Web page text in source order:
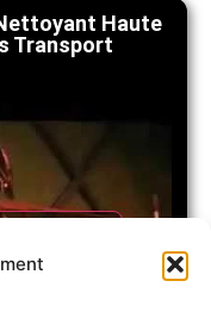
Haute
Transport